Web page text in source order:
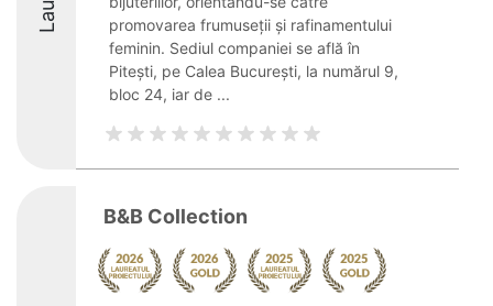
promovarea frumuseții și rafinamentului
feminin. Sediul companiei se află în
Pitești, pe Calea București, la numărul 9,
bloc 24, iar de ...
B&B Collection